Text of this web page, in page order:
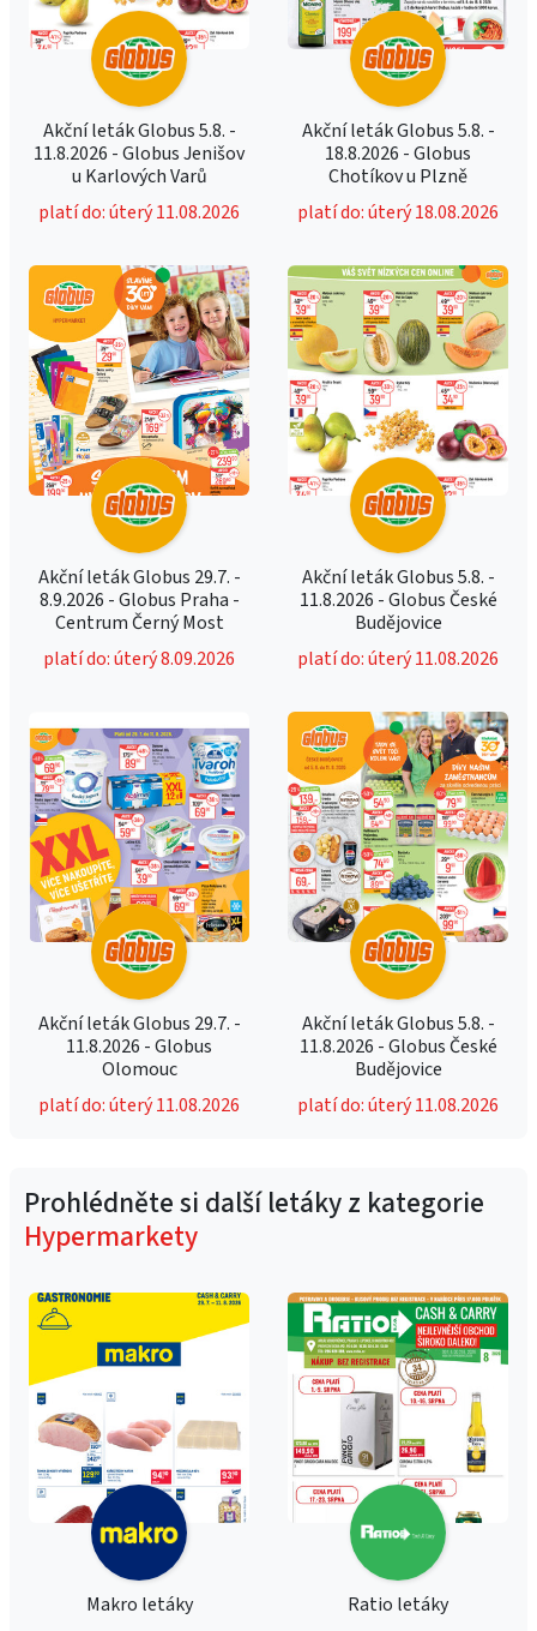
Akční leták Globus 5.8. -
11.8.2026 - Globus Jenišov
u Karlových Varů
platí do: úterý 11.08.2026
Akční leták Globus 5.8. -
18.8.2026 - Globus
Chotíkov u Plzně
platí do: úterý 18.08.2026
Akční leták Globus 29.7. -
8.9.2026 - Globus Praha -
Centrum Černý Most
platí do: úterý 8.09.2026
Akční leták Globus 5.8. -
11.8.2026 - Globus České
Budějovice
platí do: úterý 11.08.2026
Akční leták Globus 29.7. -
11.8.2026 - Globus
Olomouc
platí do: úterý 11.08.2026
Akční leták Globus 5.8. -
11.8.2026 - Globus České
Budějovice
platí do: úterý 11.08.2026
Prohlédněte si další letáky z kategorie
Hypermarkety
Makro letáky Ratio letáky